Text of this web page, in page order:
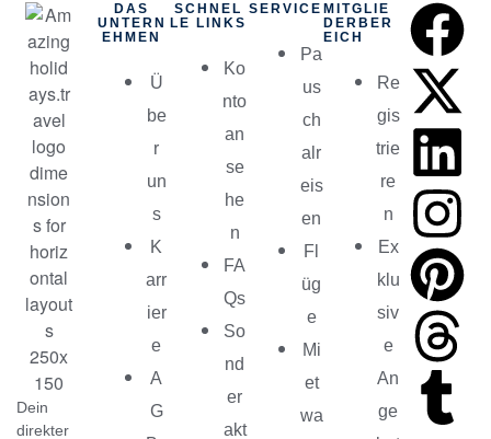
Dein
direkter
DAS
UNTERN
EHMEN
Ü
be
r
un
s
K
arr
ier
e
A
G
SCHNEL
LE LINKS
Ko
nto
an
se
he
n
FA
Qs
So
nd
er
akt
SERVICE
Pa
us
ch
alr
eis
en
Fl
üg
e
Mi
et
wa
MITGLIE
DERBER
EICH
Re
gis
trie
re
n
Ex
klu
siv
e
An
ge